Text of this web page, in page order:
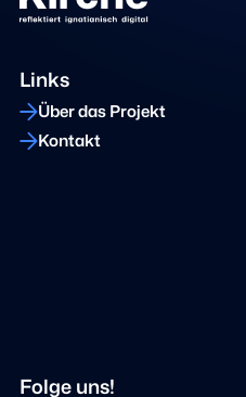
Links
Über das Projekt
Kontakt
Folge uns!